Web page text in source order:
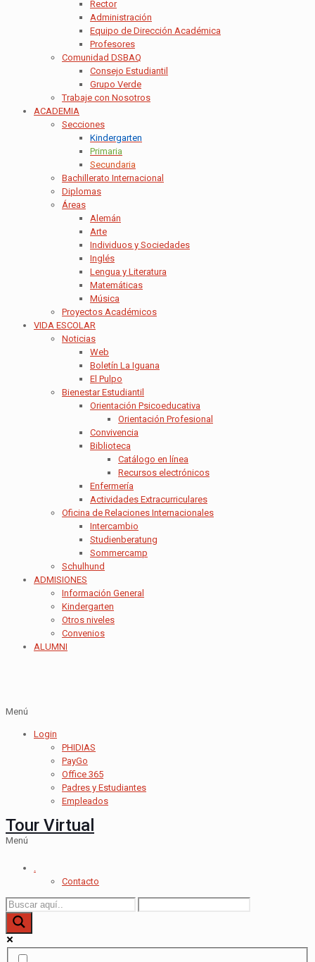
Rector
Administración
Equipo de Dirección Académica
Profesores
Comunidad DSBAQ
Consejo Estudiantil
Grupo Verde
Trabaje con Nosotros
ACADEMIA
Secciones
Kindergarten
Primaria
Secundaria
Bachillerato Internacional
Diplomas
Áreas
Alemán
Arte
Individuos y Sociedades
Inglés
Lengua y Literatura
Matemáticas
Música
Proyectos Académicos
VIDA ESCOLAR
Noticias
Web
Boletín La Iguana
El Pulpo
Bienestar Estudiantil
Orientación Psicoeducativa
Orientación Profesional
Convivencia
Biblioteca
Catálogo en línea
Recursos electrónicos
Enfermería
Actividades Extracurriculares
Oficina de Relaciones Internacionales
Intercambio
Studienberatung
Sommercamp
Schulhund
ADMISIONES
Información General
Kindergarten
Otros niveles
Convenios
ALUMNI
Menú
Login
PHIDIAS
PayGo
Office 365
Padres y Estudiantes
Empleados
Tour Virtual
Menú
.
Contacto